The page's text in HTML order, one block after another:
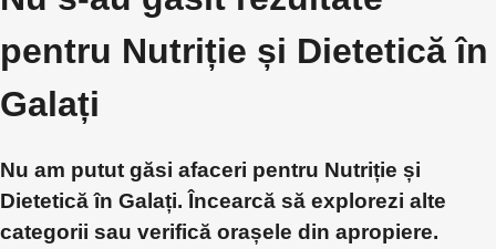
pentru Nutriție și Dietetică în
Galați
Nu am putut găsi afaceri pentru Nutriție și
Dietetică în Galați. Încearcă să explorezi alte
categorii sau verifică orașele din apropiere.